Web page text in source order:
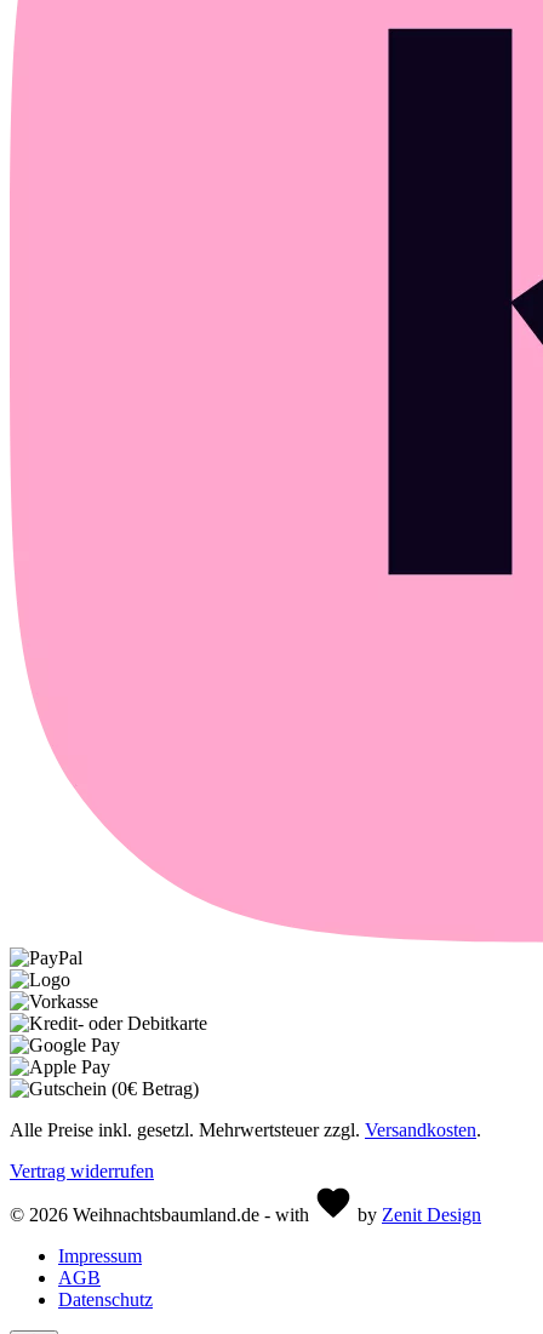
Alle Preise inkl. gesetzl. Mehrwertsteuer zzgl. Versandkosten.
Vertrag widerrufen
© 2026 Weihnachtsbaumland.de - with by Zenit Design
Impressum
AGB
Datenschutz